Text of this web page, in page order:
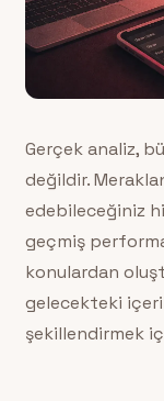
Gerçek analiz,
değildir.
edebileceğiniz
geçmiş
konulardan
gelecekteki
şekillendirmek